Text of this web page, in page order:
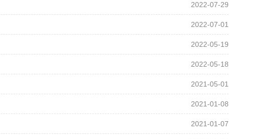
2022-07-29
2022-07-01
2022-05-19
2022-05-18
2021-05-01
2021-01-08
2021-01-07